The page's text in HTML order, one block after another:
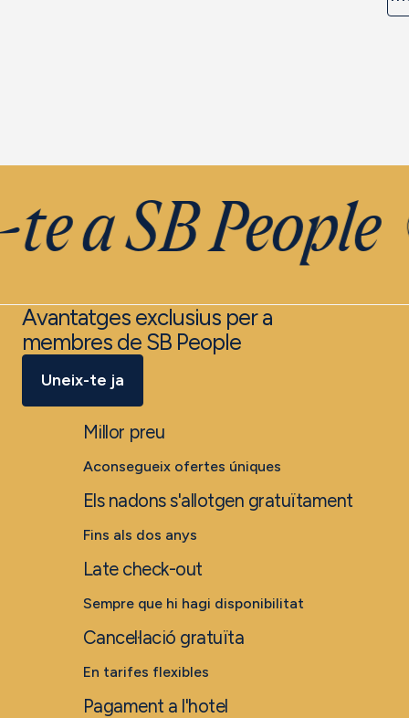
a SB People
Avantatges exclusius per a
membres de SB People
Uneix-te ja
Millor preu
Aconsegueix ofertes úniques
Els nadons s'allotgen gratuïtament
Fins als dos anys
Late check-out
Sempre que hi hagi disponibilitat
Cancel·lació gratuïta
En tarifes flexibles
Pagament a l'hotel